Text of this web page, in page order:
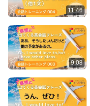
11:46
9:08